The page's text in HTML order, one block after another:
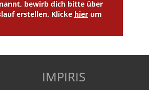
bewirb dich bitte über
erstellen. Klicke hier um
IMPIRIS